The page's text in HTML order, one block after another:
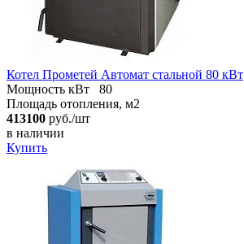
Котел Прометей Автомат стальной 80 кВт
Мощность кВт
80
Площадь отопления, м2
413100 руб./шт
в наличии
Купить